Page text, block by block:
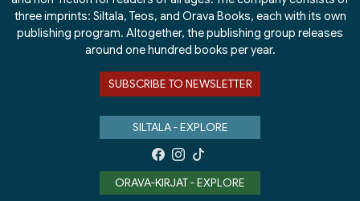
three imprints: Siltala, Teos, and Orava Books, each with its own
publishing program. Altogether, the publishing group releases
around one hundred books per year.
SUBSCRIBE TO NEWSLETTER
SILTALA - EXPLORE
ORAVA-KIRJAT - EXPLORE